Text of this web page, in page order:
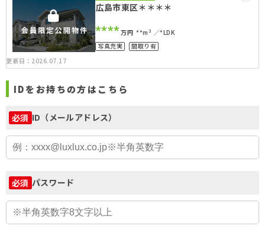
広島市東区＊＊＊＊
****万円 **m²
*LDK
写真充実
間取り有
更新日：2026.07.17
IDをお持ちの方はこちら
必須 ID（メールアドレス）
必須 パスワード